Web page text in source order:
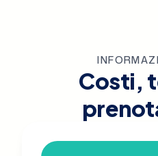
Costi,